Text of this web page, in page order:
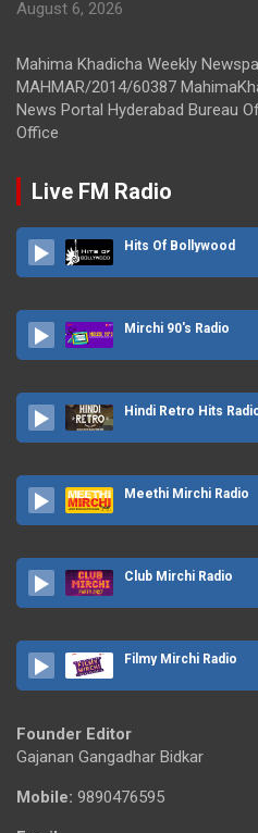
August 6, 2026
Mahima Khadicha Weekly
MAHMAR/2014/60387
News Portal Hyderabad Bureau
Office
Live FM Radio
Hits Of Bollywood
Mirchi 90's Radio
Hindi Retro Hits
Meethi Mirchi Radio
Club Mirchi Radio
Filmy Mirchi Radio
Founder Editor
Gajanan Gangadhar Bidkar
Mobile: 9890476595